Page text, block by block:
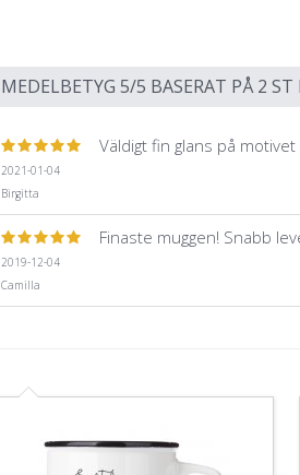
MEDELBETYG 5/5 BASERAT PÅ2 ST
2021-01-04
Birgitta
Väldigt fin glans på
2019-12-04
Camilla
Finaste muggen! Snabb